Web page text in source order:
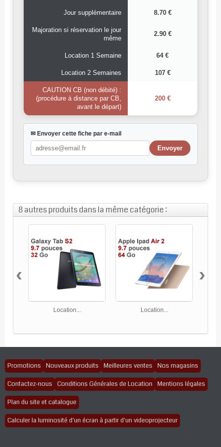
Jour supplémentaire 8.70 €
Majoration si réservation le jour
même
2.90 €
Location 1 Semaine 64 €
Location 2 Semaines 107 €
CAUTION CB (non débité) :
(procédure à distance par CB,
avant le départ)
200 €
✉ Envoyer cette fiche par e-mail
8 autres produits dans la même catégorie :
Location... Location...
‹ ›
Promotions Nouveaux produits Meilleures ventes Nos magasins
Contactez-nous Conditions Générales de Location Mentions légales
Plan du site et catalogue
Calculer la luminosité d'un écran à partir d'un videoprojecteur